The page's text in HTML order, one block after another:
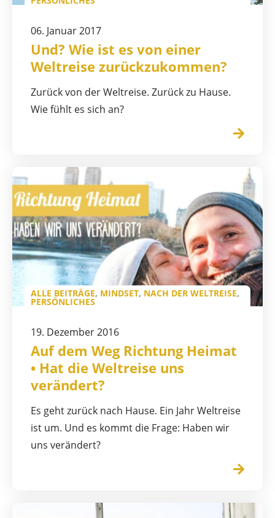
06. Januar 2017
Und? Wie ist es von einer
Weltreise zurückzukommen?
Zurück von der Weltreise. Zurück zu Hause.
Wie fühlt es sich an?
ALLE BEITRÄGE, MINDSET, NACH DER WELTREISE,
PERSÖNLICHES
19. Dezember 2016
Auf dem Weg Richtung Heimat
• Hat die Weltreise uns
verändert?
Es geht zurück nach Hause. Ein Jahr Weltreise
ist um. Und es kommt die Frage: Haben wir
uns verändert?